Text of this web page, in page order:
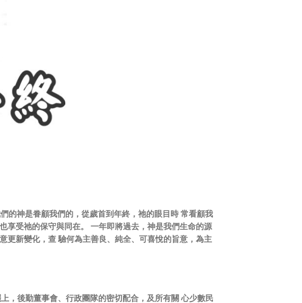
的神是眷顧我們的，從歲首到年終，祂的眼目時 常看顧我
享受祂的保守與同在。 一年即將過去，神是我們生命的源
更新變化，查 驗何為主善良、純全、可喜悅的旨意，為主
，後勤董事會、行政團隊的密切配合，及所有關 心少數民